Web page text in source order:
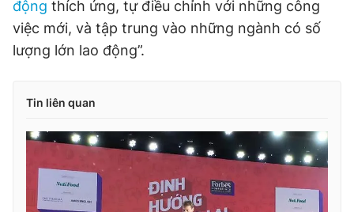
động thích ứng, tự điều chỉnh với những công
việc mới, và tập trung vào những ngành có số
lượng lớn lao động”.
Tin liên quan